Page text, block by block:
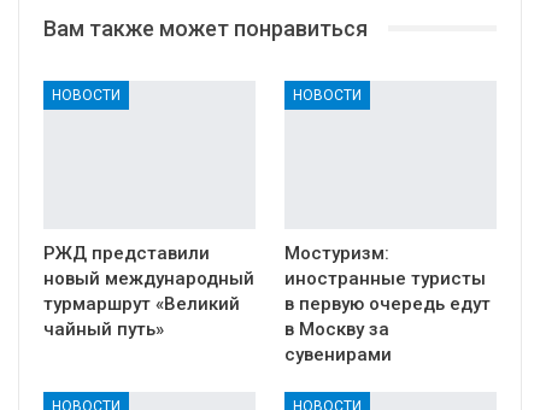
Вам также может понравиться
НОВОСТИ
РЖД представили
новый международный
турмаршрут «Великий
чайный путь»
НОВОСТИ
Мостуризм:
иностранные туристы
в первую очередь едут
в Москву за
сувенирами
НОВОСТИ НОВОСТИ